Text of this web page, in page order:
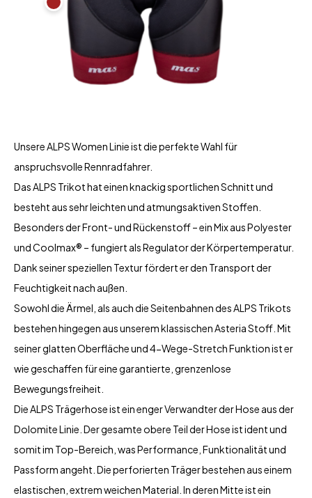
Unsere ALPS Women Linie ist die perfekte Wahl für
anspruchsvolle Rennradfahrer.
Das ALPS Trikot hat einen knackig sportlichen Schnitt und
besteht aus sehr leichten und atmungsaktiven Stoffen.
Besonders der Front- und Rückenstoff – ein Mix aus Polyester
und Coolmax® – fungiert als Regulator der Körpertemperatur.
Dank seiner speziellen Textur fördert er den Transport der
Feuchtigkeit nach außen.
Sowohl die Ärmel, als auch die Seitenbahnen des ALPS Trikots
bestehen hingegen aus unserem klassischen Asteria Stoff. Mit
seiner glatten Oberfläche und 4-Wege-Stretch Funktion ist er
wie geschaffen für eine garantierte, grenzenlose
Bewegungsfreiheit.
Die ALPS Trägerhose ist ein enger Verwandter der Hose aus der
Dolomite Linie. Der gesamte obere Teil der Hose ist ident und
somit im Top-Bereich, was Performance, Funktionalität und
Passform angeht. Die perforierten Träger bestehen aus einem
elastischen, extrem weichen Material. In deren Mitte ist ein